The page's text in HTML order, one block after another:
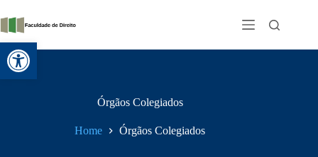
Abrir a barra de ferramentas
Órgãos Colegiados
Home Órgãos Colegiados